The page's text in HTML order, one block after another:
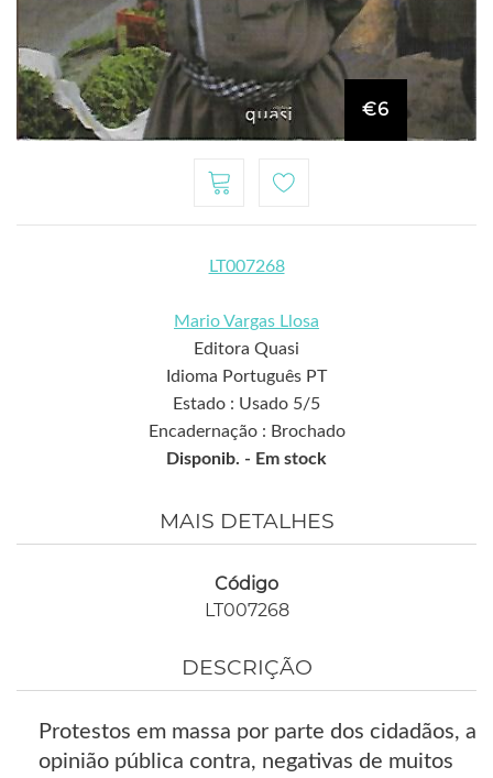
€6
LT007268
Mario Vargas Llosa
Editora Quasi
Idioma Português PT
Estado : Usado 5/5
Encadernação : Brochado
Disponib. - Em stock
MAIS DETALHES
Código
LT007268
DESCRIÇÃO
Protestos em massa por parte dos cidadãos, a
opinião pública contra, negativas de muitos